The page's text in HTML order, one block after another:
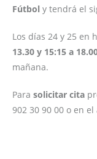
Fútbol y tendrá el
Los días 24 y 25 en
13.30 y 15:15 a
mañana.
Para solicitar cita
902 30 90 00 o en